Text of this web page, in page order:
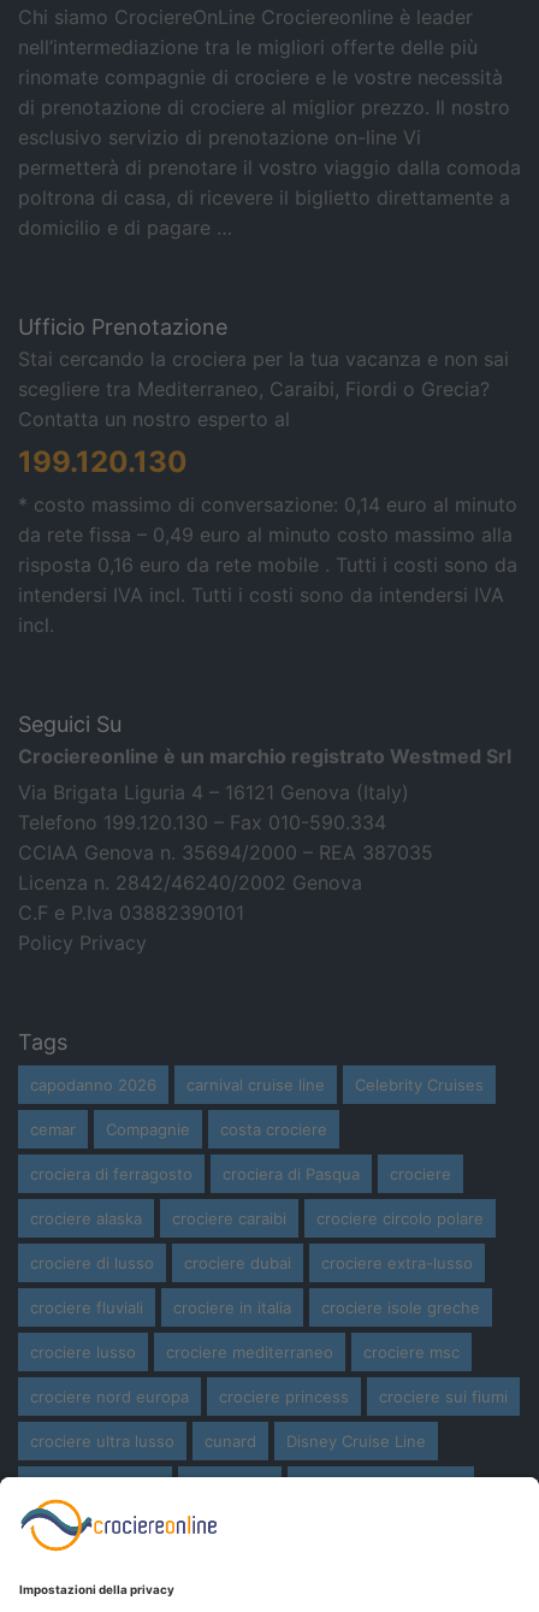
Chi siamo CrociereOnLine Crociereonline è leader
nell’intermediazione tra le migliori offerte delle più
rinomate compagnie di crociere e le vostre necessità
di prenotazione di crociere al miglior prezzo. Il nostro
esclusivo servizio di prenotazione on-line Vi
permetterà di prenotare il vostro viaggio dalla comoda
poltrona di casa, di ricevere il biglietto direttamente a
domicilio e di pagare …
Ufficio Prenotazione
Stai cercando la crociera per la tua vacanza e non sai
scegliere tra Mediterraneo, Caraibi, Fiordi o Grecia?
Contatta un nostro esperto al
199.120.130
* costo massimo di conversazione: 0,14 euro al minuto
da rete fissa – 0,49 euro al minuto costo massimo alla
risposta 0,16 euro da rete mobile . Tutti i costi sono da
intendersi IVA incl. Tutti i costi sono da intendersi IVA
incl.
Seguici Su
Crociereonline è un marchio registrato Westmed Srl
Via Brigata Liguria 4 – 16121 Genova (Italy)
Telefono 199.120.130 – Fax 010-590.334
CCIAA Genova n. 35694/2000 – REA 387035
Licenza n. 2842/46240/2002 Genova
C.F e P.Iva 03882390101
Policy Privacy
Tags
capodanno 2026 carnival cruise line Celebrity Cruises
cemar Compagnie costa crociere
crociera di ferragosto crociera di Pasqua crociere
crociere alaska crociere caraibi crociere circolo polare
crociere di lusso crociere dubai crociere extra-lusso
crociere fluviali crociere in italia crociere isole greche
crociere lusso crociere mediterraneo crociere msc
crociere nord europa crociere princess crociere sui fiumi
crociere ultra lusso cunard Disney Cruise Line
giro del mondo miami